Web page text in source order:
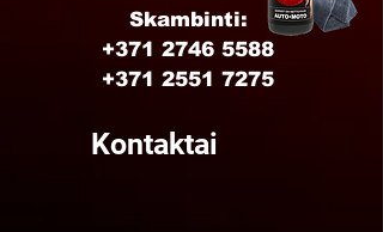
Skambinti:
+371 2746 5588
+371 2551 7275
Kontaktai